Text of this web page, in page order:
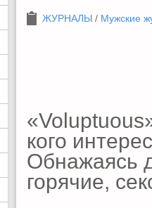
ЖУРНАЛЫ / Мужские
кого
Обнажаясь
горячие,